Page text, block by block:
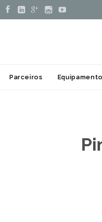
    
Parceiros